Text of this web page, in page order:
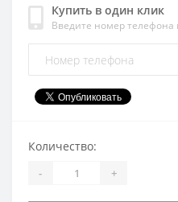
Купить в один клик
Введите номер
Количество:
- +